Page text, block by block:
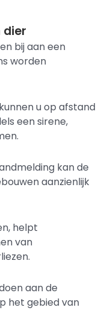
dier
bij aan een
worden
u op afstand
een sirene,
kan de
aanzienlijk
helpt
van
aan de
het gebied van